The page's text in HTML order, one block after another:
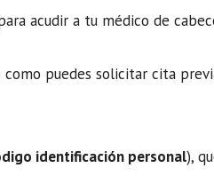
acudir a tu médico de
puedes solicitar cita
identificación personal),